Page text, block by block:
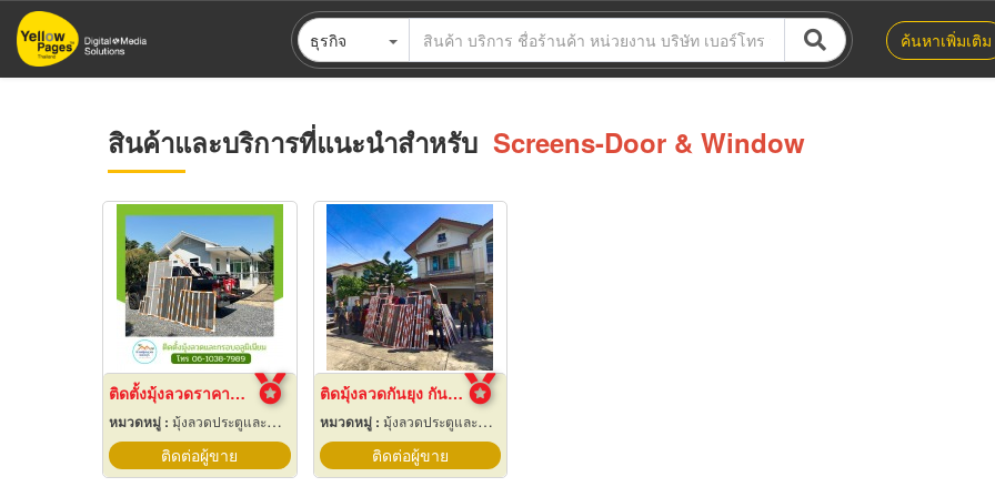
ข้าม
ไป
ธุรกิจ ค้นหาเพิ่มเติม
สินค้าและบริการที่แนะนำสำหรับ Screens-Door & Window
ติดตั้งมุ้งลวดราคาถูก นนทบุรี
หมวดหมู่ : มุ้งลวดประตูและหน้าต่าง
ติดต่อผู้ขาย
ติดมุ้งลวดกันยุง กันหนู นนทบุรี
หมวดหมู่ : มุ้งลวดประตูและหน้าต่าง
ติดต่อผู้ขาย